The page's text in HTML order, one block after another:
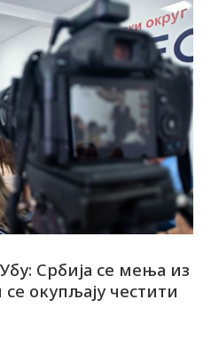
Србија се мења из
се окупљају честити